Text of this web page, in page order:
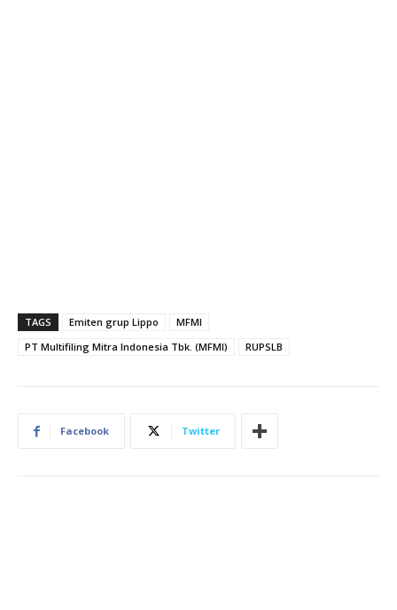
TAGS Emiten grup Lippo
MFMI
PT Multifiling Mitra Indonesia Tbk. (MFMI)
RUPSLB
Facebook Twitter